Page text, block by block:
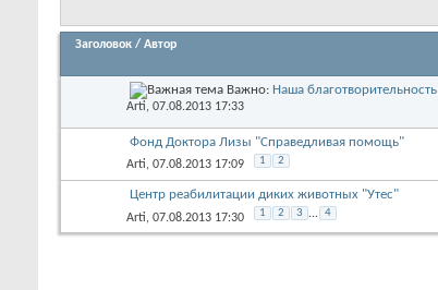
Заголовок / Автор
Важно: Наша благотворительность
Arti, 07.08.2013 17:33
Фонд Доктора Лизы "Справедливая помощь"
Arti, 07.08.2013 17:09 1 2
Центр реабилитации диких животных "Утес"
Arti, 07.08.2013 17:30 1 2 3 ... 4